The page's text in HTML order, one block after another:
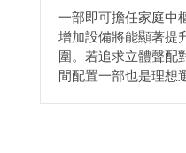
一部即可擔任家庭中
增加設備將能顯著提
圍。若追求立體聲配
間配置一部也是理想